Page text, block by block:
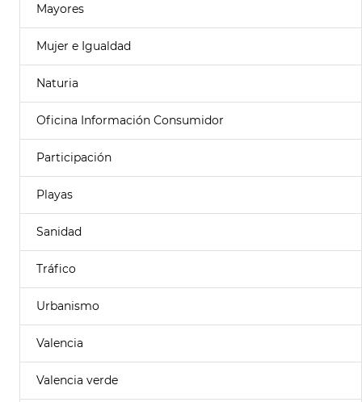
Mayores
Mujer e Igualdad
Naturia
Oficina Información Consumidor
Participación
Playas
Sanidad
Tráfico
Urbanismo
Valencia
Valencia verde